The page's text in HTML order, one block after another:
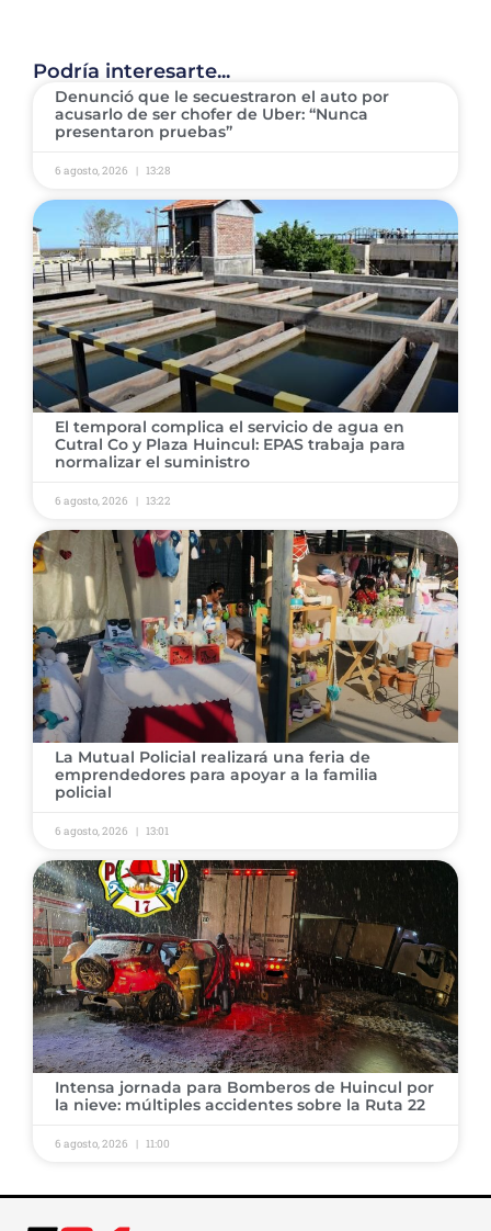
Podría interesarte...
Denunció que le secuestraron el auto por
acusarlo de ser chofer de Uber: “Nunca
presentaron pruebas”
6 agosto, 2026 13:28
El temporal complica el servicio de agua en
Cutral Co y Plaza Huincul: EPAS trabaja para
normalizar el suministro
6 agosto, 2026 13:22
La Mutual Policial realizará una feria de
emprendedores para apoyar a la familia
policial
6 agosto, 2026 13:01
Intensa jornada para Bomberos de Huincul por
la nieve: múltiples accidentes sobre la Ruta 22
6 agosto, 2026 11:00